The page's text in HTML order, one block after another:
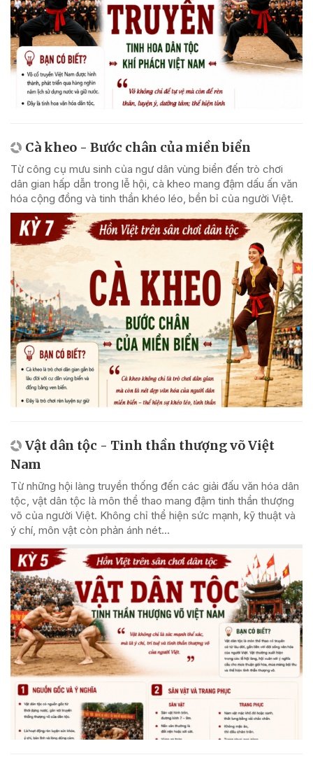
Cà kheo - Bước chân của miền biển
Từ công cụ mưu sinh của ngư dân vùng biển đến trò chơi
dân gian hấp dẫn trong lễ hội, cà kheo mang đậm dấu ấn văn
hóa cộng đồng và tinh thần khéo léo, bền bỉ của người Việt.
Vật dân tộc - Tinh thần thượng võ Việt
Nam
Từ những hội làng truyền thống đến các giải đấu văn hóa dân
tộc, vật dân tộc là môn thể thao mang đậm tinh thần thượng
võ của người Việt. Không chỉ thể hiện sức mạnh, kỹ thuật và
ý chí, môn vật còn phản ánh nét...